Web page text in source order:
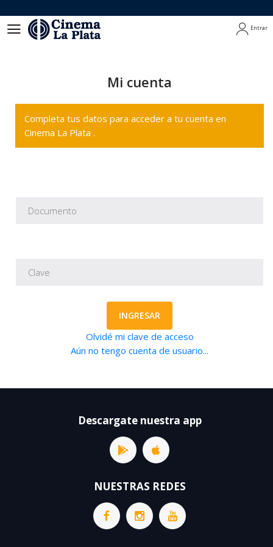
Entrar
Mi cuenta
Completa tus datos para acceder a tu cuenta en
Cinema La Plata .
INGRESAR
Olvidé mi clave de acceso
Aún no tengo cuenta de usuario...
Descargate nuestra app
NUESTRAS REDES